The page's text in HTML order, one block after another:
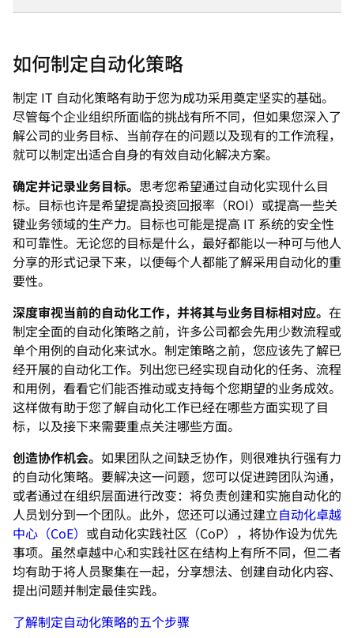
如何制定自动化策略
制定 IT 自动化策略有助于您为成功采用奠定坚实的基础。
尽管每个企业组织所面临的挑战有所不同，但如果您深入了
解公司的业务目标、当前存在的问题以及现有的工作流程，
就可以制定出适合自身的有效自动化解决方案。
确定并记录业务目标。 思考您希望通过自动化实现什么目
标。目标也许是希望提高投资回报率（ROI）或提高一些关
键业务领域的生产力。目标也可能是提高 IT 系统的安全性
和可靠性。无论您的目标是什么，最好都能以一种可与他人
分享的形式记录下来，以便每个人都能了解采用自动化的重
要性。
深度审视当前的自动化工作，并将其与业务目标相对应。 在
制定全面的自动化策略之前，许多公司都会先用少数流程或
单个用例的自动化来试水。制定策略之前，您应该先了解已
经开展的自动化工作。列出您已经实现自动化的任务、流程
和用例，看看它们能否推动或支持每个您期望的业务成效。
这样做有助于您了解自动化工作已经在哪些方面实现了目
标，以及接下来需要重点关注哪些方面。
创造协作机会。 如果团队之间缺乏协作，则很难执行强有力
的自动化策略。要解决这一问题，您可以促进跨团队沟通，
或者通过在组织层面进行改变：将负责创建和实施自动化的
人员划分到一个团队。此外，您还可以通过建立自动化卓越
中心（CoE） 或自动化实践社区（CoP），将协作设为优先
事项。虽然卓越中心和实践社区在结构上有所不同，但二者
均有助于将人员聚集在一起，分享想法、创建自动化内容、
提出问题并制定最佳实践。
了解制定自动化策略的五个步骤